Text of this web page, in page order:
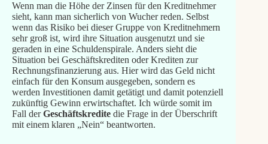
Wenn man die Höhe der Zinsen für den Kreditnehmer
sieht, kann man sicherlich von Wucher reden. Selbst
wenn das Risiko bei dieser Gruppe von Kreditnehmern
sehr groß ist, wird ihre Situation ausgenutzt und sie
geraden in eine Schuldenspirale. Anders sieht die
Situation bei Geschäftskrediten oder Krediten zur
Rechnungsfinanzierung aus. Hier wird das Geld nicht
einfach für den Konsum ausgegeben, sondern es
werden Investitionen damit getätigt und damit potenziell
zukünftig Gewinn erwirtschaftet. Ich würde somit im
Fall derGeschäftskreditedie Frage in der Überschrift
mit einem klaren „Nein“ beantworten.